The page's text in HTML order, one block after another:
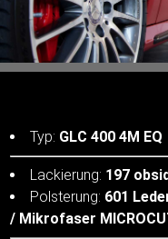
Typ: GLC 400 4M EQ
Lackierung: 197
Polsterung: 601
/ Mikrofaser